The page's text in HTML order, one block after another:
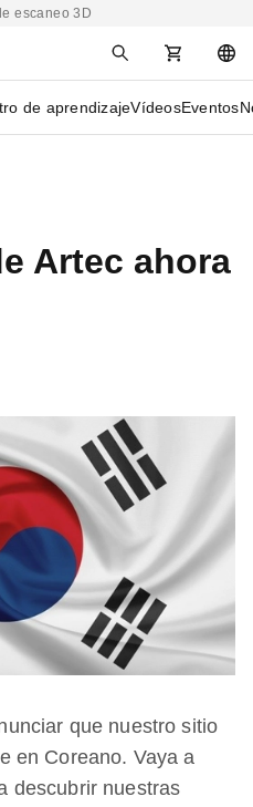
escaneo 3D
de aprendizajeVídeosEventos
Artec ahora
que nuestro sitio
en Coreano. Vaya a
descubrir nuestras